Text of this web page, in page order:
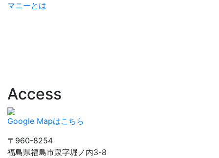
マニーとは
Access
Google Mapはこちら
〒960-8254
福島県福島市泉字堀ノ内3-8